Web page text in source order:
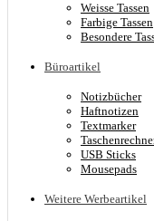
Weisse Tassen
Farbige Tassen
Besondere
Büroartikel
Notizbücher
Haftnotizen
Textmarker
USB Sticks
Mousepads
Weitere Werbeartikel